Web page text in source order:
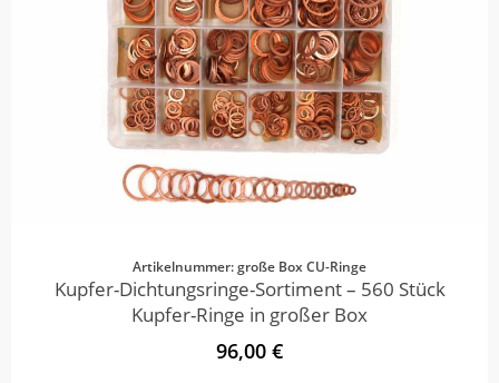
Artikelnummer: große Box CU-Ringe
Kupfer-Dichtungsringe-Sortiment – 560 Stück
Kupfer-Ringe in großer Box
96,00 €